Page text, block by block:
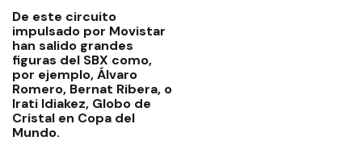
De este circuito
impulsado por Movistar
han salido grandes
figuras del SBX como,
por ejemplo, Álvaro
Romero, Bernat Ribera, o
Irati Idiakez, Globo de
Cristal en Copa del
Mundo.